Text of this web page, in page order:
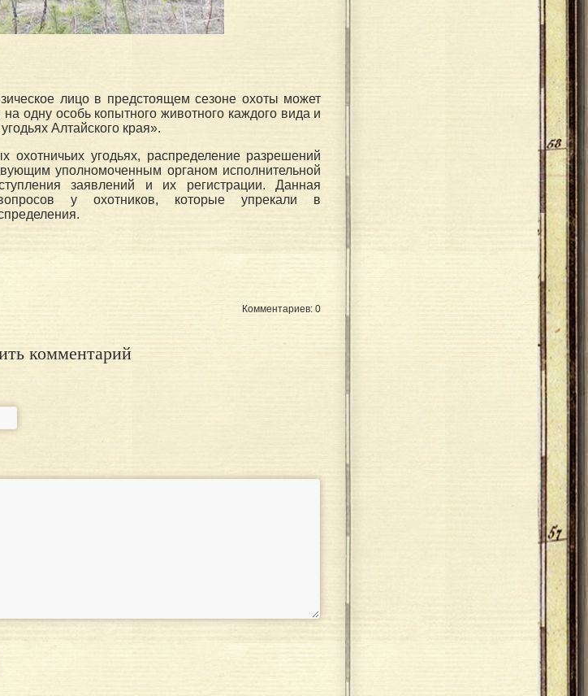
лицо в предстоящем сезоне охоты может
одну особь копытного животного каждого вида и
Алтайского края».
охотничьих угодьях, распределение разрешений
уполномоченным органом исполнительной
заявлений и их регистрации. Данная
у охотников, которые упрекали в
Комментариев: 0
комментарий